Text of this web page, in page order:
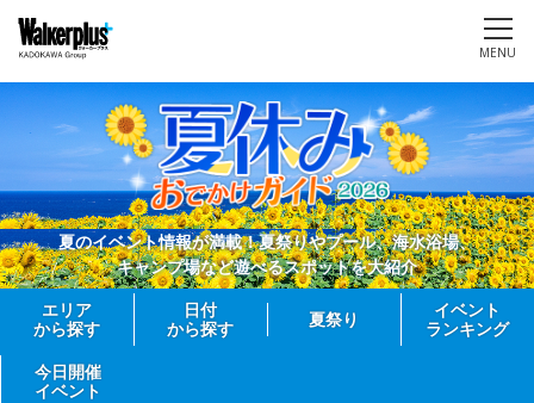
MENU
夏のイベント情報が満載！夏祭りやプール、海水浴場、
キャンプ場など遊べるスポットを大紹介
エリア
から探す
日付
から探す
夏祭り
イベント
ランキング
今日開催
イベント